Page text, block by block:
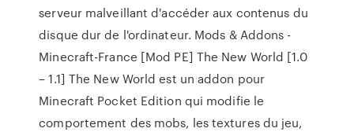
serveur malveillant d'accéder aux contenus du
disque dur de l'ordinateur. Mods & Addons -
Minecraft-France [Mod PE] The New World [1.0
– 1.1] The New World est un addon pour
Minecraft Pocket Edition qui modifie le
comportement des mobs, les textures du jeu,